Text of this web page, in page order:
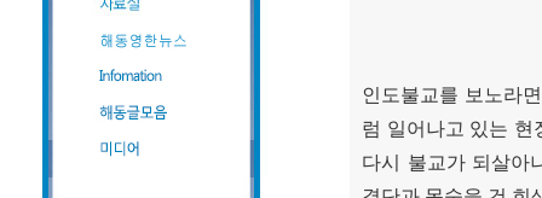
인도불교를 보노라
럼 일어나고 있는 현
다시 불교가 되살아